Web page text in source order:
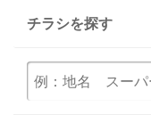
チラシを探す